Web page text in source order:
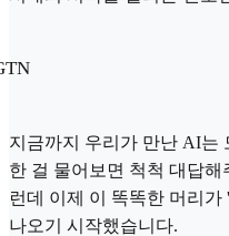
지금까지 우리가 만난 AI는
한 걸 물어보면 척척 대답
런데 이제 이 똑똑한 머리
나오기 시작했습니다.